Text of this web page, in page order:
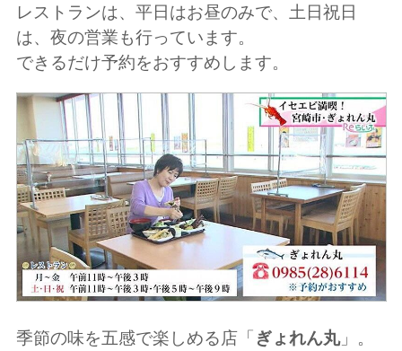
レストランは、平日はお昼のみで、土日祝日
は、夜の営業も行っています。
できるだけ予約をおすすめします。
季節の味を五感で楽しめる店「 ぎょれん丸」。